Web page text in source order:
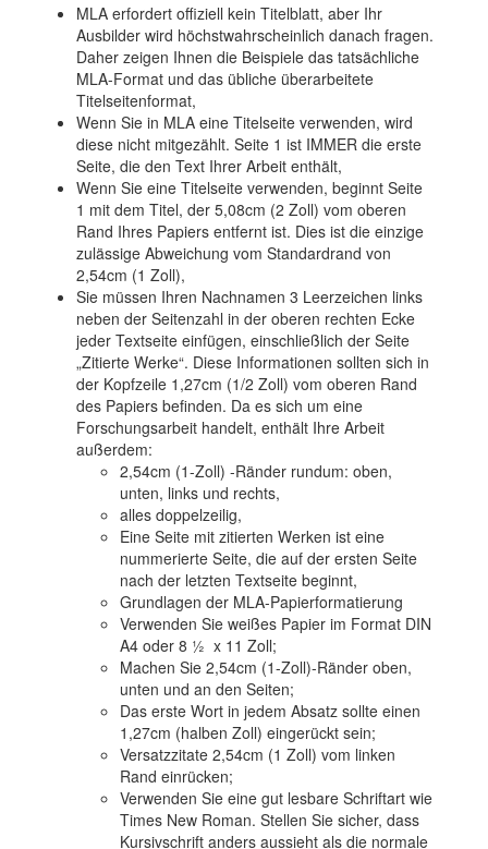
MLA erfordert offiziell kein Titelblatt, aber Ihr
Ausbilder wird höchstwahrscheinlich danach fragen.
Daher zeigen Ihnen die Beispiele das tatsächliche
MLA-Format und das übliche überarbeitete
Titelseitenformat,
Wenn Sie in MLA eine Titelseite verwenden, wird
diese nicht mitgezählt. Seite 1 ist IMMER die erste
Seite, die den Text Ihrer Arbeit enthält,
Wenn Sie eine Titelseite verwenden, beginnt Seite
1 mit dem Titel, der 5,08cm (2 Zoll) vom oberen
Rand Ihres Papiers entfernt ist. Dies ist die einzige
zulässige Abweichung vom Standardrand von
2,54cm (1 Zoll),
Sie müssen Ihren Nachnamen 3 Leerzeichen links
neben der Seitenzahl in der oberen rechten Ecke
jeder Textseite einfügen, einschließlich der Seite
„Zitierte Werke“. Diese Informationen sollten sich in
der Kopfzeile 1,27cm (1/2 Zoll) vom oberen Rand
des Papiers befinden. Da es sich um eine
Forschungsarbeit handelt, enthält Ihre Arbeit
außerdem:
2,54cm (1-Zoll) -Ränder rundum: oben,
unten, links und rechts,
alles doppelzeilig,
Eine Seite mit zitierten Werken ist eine
nummerierte Seite, die auf der ersten Seite
nach der letzten Textseite beginnt,
Grundlagen der MLA-Papierformatierung
Verwenden Sie weißes Papier im Format DIN
A4 oder 8 ½ x 11 Zoll;
Machen Sie 2,54cm (1-Zoll)-Ränder oben,
unten und an den Seiten;
Das erste Wort in jedem Absatz sollte einen
1,27cm (halben Zoll) eingerückt sein;
Versatzzitate 2,54cm (1 Zoll) vom linken
Rand einrücken;
Verwenden Sie eine gut lesbare Schriftart wie
Times New Roman. Stellen Sie sicher, dass
Kursivschrift anders aussieht als die normale